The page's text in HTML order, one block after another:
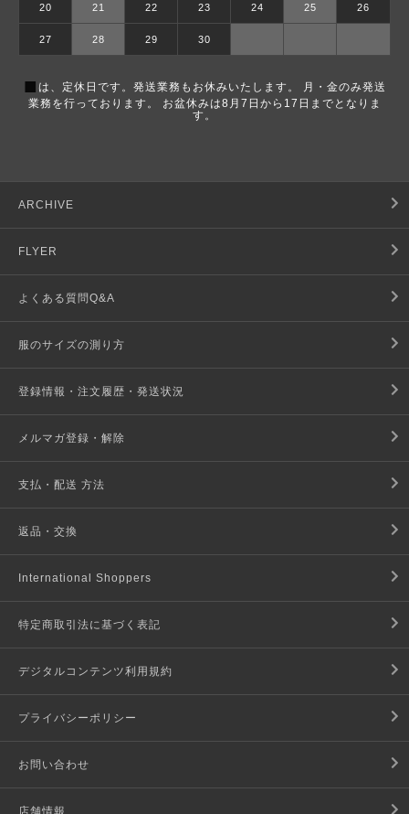
20 21 22 23 24 25 26
27 28 29 30
■ は、定休日です。発送業務もお休みいたします。 月・金のみ発送
業務を行っております。 お盆休みは8月7日から17日までとなりま
す。
ARCHIVE
FLYER
よくある質問Q&A
服のサイズの測り方
登録情報・注文履歴・発送状況
メルマガ登録・解除
支払・配送 方法
返品・交換
International Shoppers
特定商取引法に基づく表記
デジタルコンテンツ利用規約
プライバシーポリシー
お問い合わせ
店舗情報